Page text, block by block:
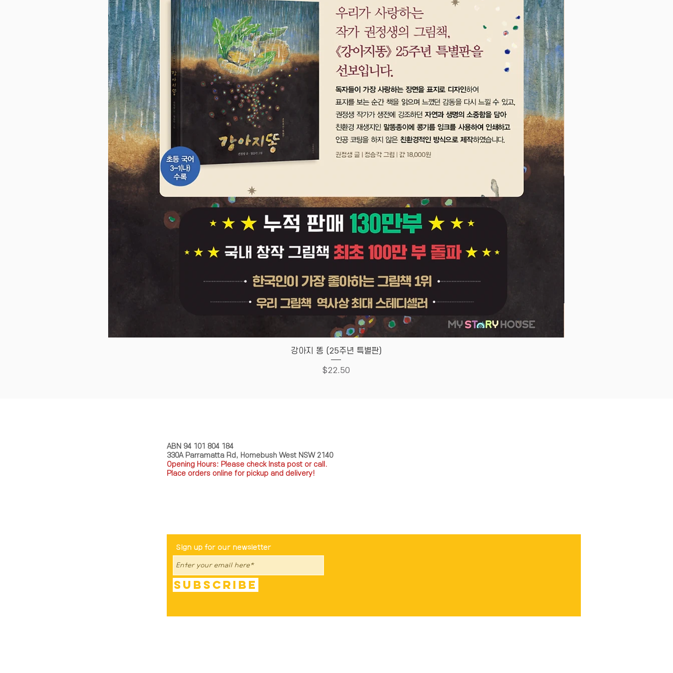
Quick View
강아지 똥 (25주년 특별판)
Price
$22.50
ABN 94 101 804 184
330A Parramatta Rd, Homebush West NSW 2140
Opening Hours: Please check Insta post or call.
Place orders online for pickup and delivery!
Sign up for our newsletter
Subscribe